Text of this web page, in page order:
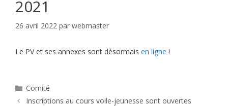
2021
26 avril 2022 par webmaster
Le PV et ses annexes sont désormais en ligne !
Catégories
Comité
Inscriptions au cours voile-jeunesse sont ouvertes